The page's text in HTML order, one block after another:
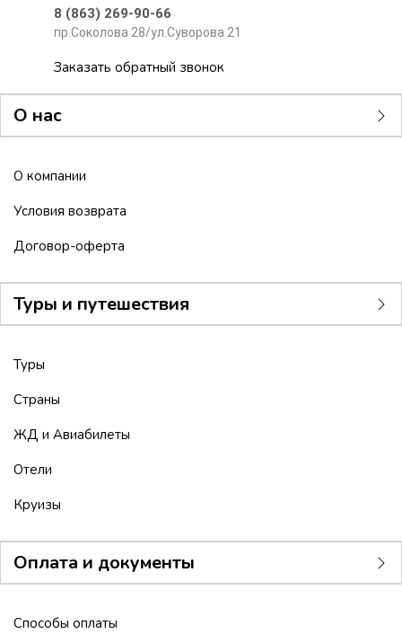
8 (863) 269-90-66
пр.Соколова 28/ул.Суворова 21
Заказать обратный звонок
О нас
О компании
Условия возврата
Договор-оферта
Туры и путешествия
Туры
Страны
ЖД и Авиабилеты
Отели
Круизы
Оплата и документы
Способы оплаты